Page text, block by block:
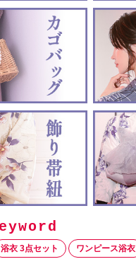
浴衣 3点セット ワンピース浴衣